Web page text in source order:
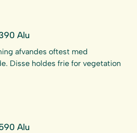
Alu
afvandes oftest med
Disse holdes frie for vegetation
Alu